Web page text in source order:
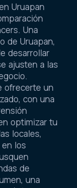
Uruapan
Una
de Uruapan,
desarrollar
ajusten a las
ofrecerte un
con una
optimizar tu
locales,
los
de
una